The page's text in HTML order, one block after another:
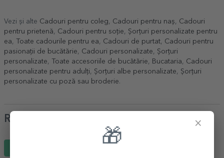
Vezi și alte Cadouri pentru coleg, Cadouri pentru naș, Cadouri
pentru prietenă, Cadouri pentru soție, Șorțuri personalizate pentru
ea, Toate cadourile pentru ea, Cadouri de purtat, Cadouri pentru
pasionații de bucătărie, Cadouri personalizate, Șorțuri
personalizate, Toate accesoriile de bucătărie, Bucataria, Cadouri
personalizate pentru adulți, Șorțuri albe personalizate, Șorțuri
personalizate cu poză sau broderie.
Review-uri ×
🎁